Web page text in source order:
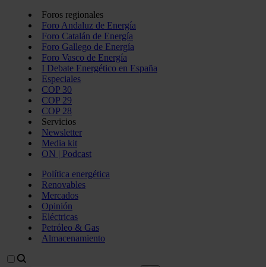
Foros regionales
Foro Andaluz de Energía
Foro Catalán de Energía
Foro Gallego de Energía
Foro Vasco de Energía
I Debate Energético en España
Especiales
COP 30
COP 29
COP 28
Servicios
Newsletter
Media kit
ON | Podcast
Política energética
Renovables
Mercados
Opinión
Eléctricas
Petróleo & Gas
Almacenamiento